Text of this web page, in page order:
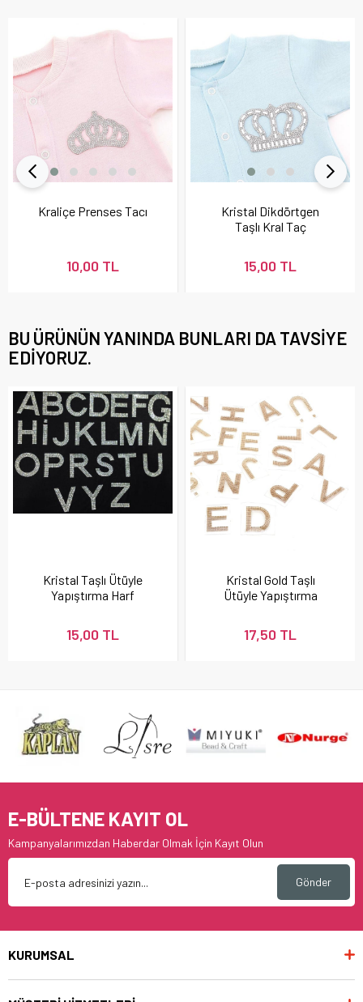
Kraliçe Prenses Tacı
10,00 TL
Kristal Dikdörtgen
Taşlı Kral Taç
15,00 TL
BU ÜRÜNÜN YANINDA BUNLARI DA TAVSIYE
EDIYORUZ.
Kristal Taşlı Ütüyle
Yapıştırma Harf
15,00 TL
Kristal Gold Taşlı
Ütüyle Yapıştırma
17,50 TL
E-BÜLTENE KAYIT OL
Kampanyalarımızdan Haberdar Olmak İçin Kayıt Olun
Gönder
KURUMSAL